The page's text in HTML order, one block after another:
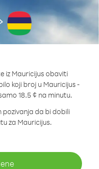
iz Mauricijus obaviti
koji broj u Mauricijus -
18.5 ¢ na minutu.
pozivanja da bi dobili
za Mauricijus.